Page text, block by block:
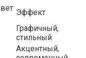
Эффект
Графичный,
стильный
Акцентный,